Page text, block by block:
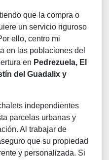
que la compra o
un servicio riguroso
ello, centro mi
en las poblaciones del
en Pedrezuela, El
del Guadalix y
independientes
parcelas urbanas y
Al trabajar de
que su propiedad
y personalizada. Si